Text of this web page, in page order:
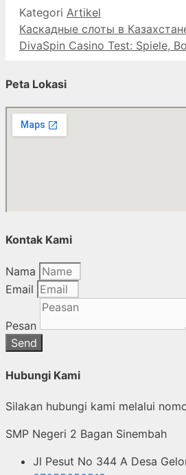
Kategori Artikel
Каскадные слоты в
DivaSpin Casino Test: Spiele,
Peta Lokasi
Kontak Kami
Nama
Email
Pesan
Send
Hubungi Kami
Silakan hubungi kami melalui
SMP Negeri 2 Bagan Sinembah
Jl Pesut No 344 A Desa